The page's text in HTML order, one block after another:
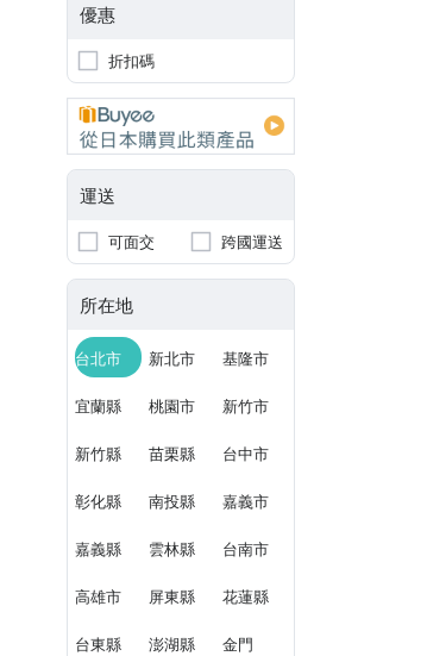
優惠
折扣碼
運送
可面交 跨國運送
所在地
台北市 新北市 基隆市
宜蘭縣 桃園市 新竹市
新竹縣 苗栗縣 台中市
彰化縣 南投縣 嘉義市
嘉義縣 雲林縣 台南市
高雄市 屏東縣 花蓮縣
台東縣 澎湖縣 金門